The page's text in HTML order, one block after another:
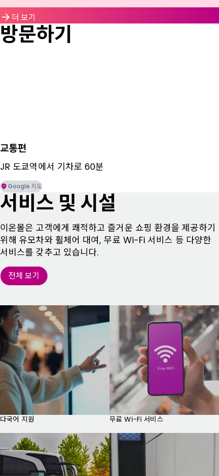
더 보기
방문하기
교통편
JR 도쿄역에서 기차로 60분
Google 지도
서비스 및 시설
이온몰은 고객에게 쾌적하고 즐거운 쇼핑 환경을 제공하기
위해 유모차와 휠체어 대여, 무료 Wi-Fi 서비스 등 다양한
서비스를 갖추고 있습니다.
전체 보기
다국어 지원 무료 Wi-Fi 서비스